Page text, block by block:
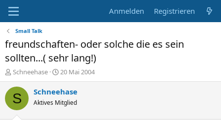
Anmelden Registrieren
Small Talk
freundschaften- oder solche die es sein
sollten...( sehr lang!)
E
r
s
t
Schneehase
E
r
s
t
e
20 Mai 2004
S Schneehase
Aktives Mitglied